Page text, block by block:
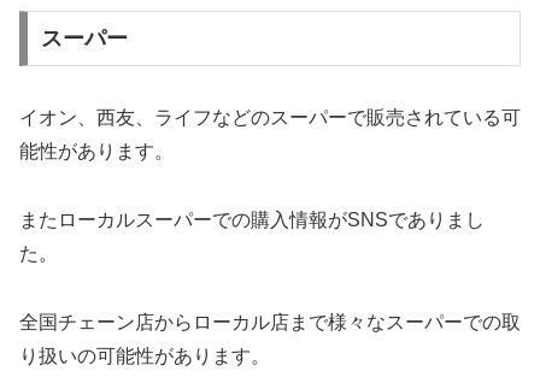
スーパー
イオン、西友、ライフなどのスーパーで販売されている可
能性があります。
またローカルスーパーでの購入情報がSNSでありまし
た。
全国チェーン店からローカル店まで様々なスーパーでの取
り扱いの可能性があります。